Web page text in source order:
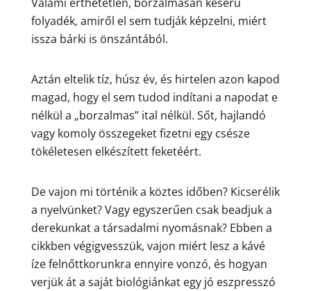
Valami érthetetlen, borzalmasan keserű
folyadék, amiről el sem tudják képzelni, miért
issza bárki is önszántából.
Aztán eltelik tíz, húsz év, és hirtelen azon kapod
magad, hogy el sem tudod indítani a napodat e
nélkül a „borzalmas” ital nélkül. Sőt, hajlandó
vagy komoly összegeket fizetni egy csésze
tökéletesen elkészített feketéért.
De vajon mi történik a köztes időben? Kicserélik
a nyelvünket? Vagy egyszerűen csak beadjuk a
derekunkat a társadalmi nyomásnak? Ebben a
cikkben végigvesszük, vajon miért lesz a kávé
íze felnőttkorunkra ennyire vonzó, és hogyan
verjük át a saját biológiánkat egy jó eszpresszó